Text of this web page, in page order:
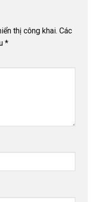
thị công khai. Các
*